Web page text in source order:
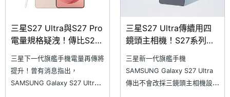
三星S27 Ultra與S27 Pro
電量規格疑洩！傳比S26
Ultra再大一些
三星下一代旗艦手機電量再傳將
提升！曾有消息指出，
SAMSUNG Galaxy S27 Ultra
三星S27 Ultra傳續用四
鏡頭主相機！S27系列鏡
頭規格疑洩
三星新一代旗艦手機
SAMSUNG Galaxy S27 Ultra
傳出不會改採三鏡頭主相機設